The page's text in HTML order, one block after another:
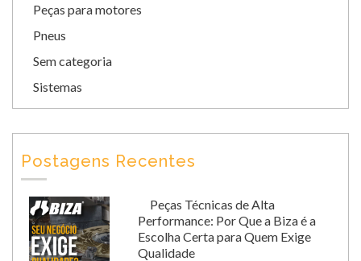
Peças para motores
Pneus
Sem categoria
Sistemas
Postagens Recentes
Peças Técnicas de Alta
Performance: Por Que a Biza é a
Escolha Certa para Quem Exige
Qualidade